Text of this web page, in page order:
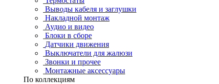
Выводы кабеля и заглушки
Накладной монтаж
Аудио и видео
Блоки в сборе
Датчики движения
Выключатели для жалюзи
Звонки и прочее
Монтажные аксессуары
По коллекциям